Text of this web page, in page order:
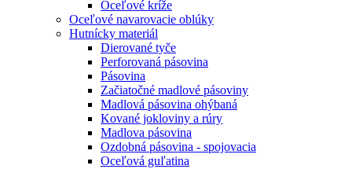
Oceľové kríže
Oceľové navarovacie oblúky
Hutnícky materiál
Dierované tyče
Perforovaná pásovina
Pásovina
Začiatočné madlové pásoviny
Madlová pásovina ohýbaná
Kované jokloviny a rúry
Madlova pásovina
Ozdobná pásovina - spojovacia
Oceľová guľatina